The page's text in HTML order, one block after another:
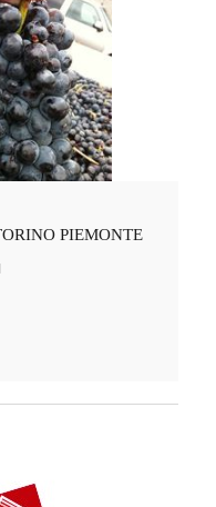
PIEMONTE